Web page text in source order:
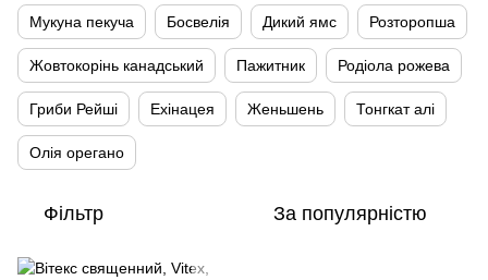
Мукуна пекуча Босвелія Дикий ямс Розторопша
Жовтокорінь канадський Пажитник Родіола рожева
Гриби Рейші Ехінацея Женьшень Тонгкат алі
Олія орегано
Фільтр За популярністю